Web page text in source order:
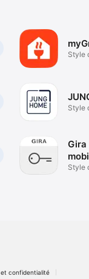
Style
Style
Gira
Style
confidentialité